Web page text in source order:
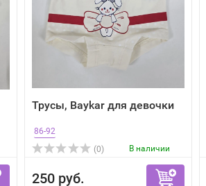
Трусы, Baykar для девочки
86-92
(0)
В наличии
250 руб.